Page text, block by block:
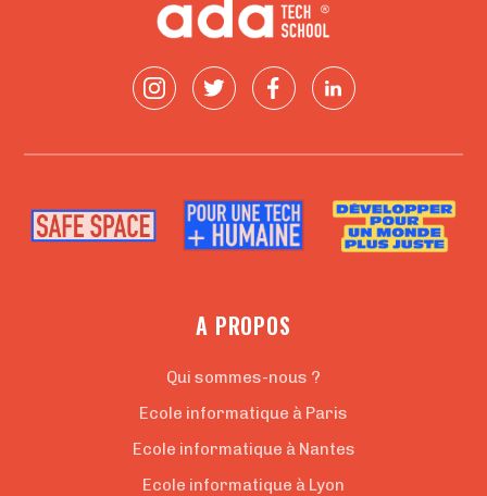
A PROPOS
Qui sommes-nous ?
Ecole informatique à Paris
Ecole informatique à Nantes
Ecole informatique à Lyon